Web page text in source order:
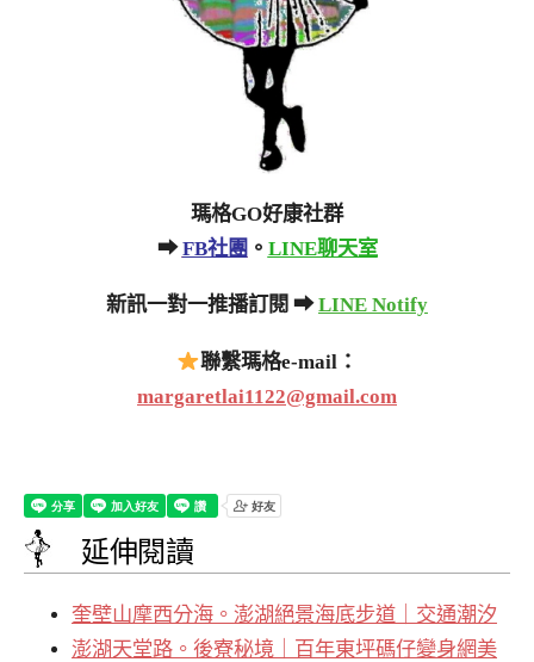
瑪格GO好康社群
➡FB社團 。 LINE聊天室
新訊一對一推播訂閱 ➡LINE Notify
聯繫瑪格e-mail：
margaretlai1122@gmail.com
延伸閱讀
奎壁山摩西分海。澎湖絕景海底步道｜交通潮汐
澎湖天堂路。後寮秘境｜百年東坪碼仔變身網美